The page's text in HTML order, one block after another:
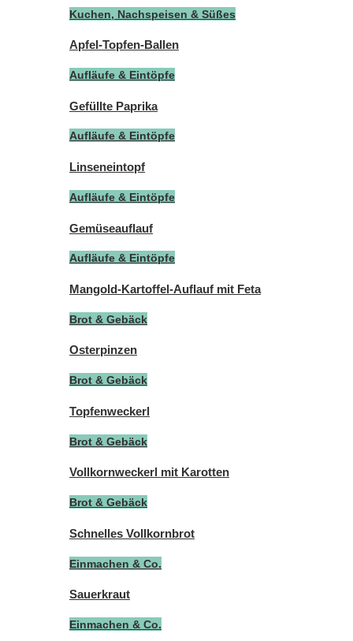
Kuchen, Nachspeisen & Süßes
Apfel-Topfen-Ballen
Aufläufe & Eintöpfe
Gefüllte Paprika
Aufläufe & Eintöpfe
Linseneintopf
Aufläufe & Eintöpfe
Gemüseauflauf
Aufläufe & Eintöpfe
Mangold-Kartoffel-Auflauf mit Feta
Brot & Gebäck
Osterpinzen
Brot & Gebäck
Topfenweckerl
Brot & Gebäck
Vollkornweckerl mit Karotten
Brot & Gebäck
Schnelles Vollkornbrot
Einmachen & Co.
Sauerkraut
Einmachen & Co.